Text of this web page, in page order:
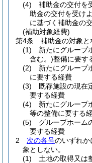
(4)
補助金の交付を
助金の交付を受け
に基づく補助金の
(補助対象経費)
第4条
補助金の対象と
(1)
新たにグループ
含む。)整備に要す
(2)
新たにグループ
に要する経費
(3)
既存施設の現在
要する経費
(4)
新たにグループ
等の整備に要する
(5)
グループホーム
要する経費
2
次の各号のいずれか
象としない。
(1)
土地の取得又は